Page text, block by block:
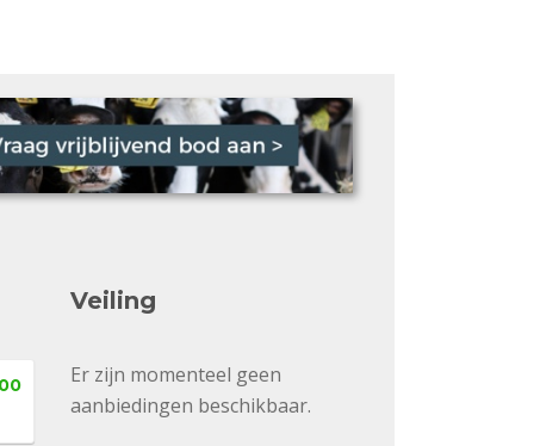
Veiling
Er zijn momenteel geen
aanbiedingen beschikbaar.